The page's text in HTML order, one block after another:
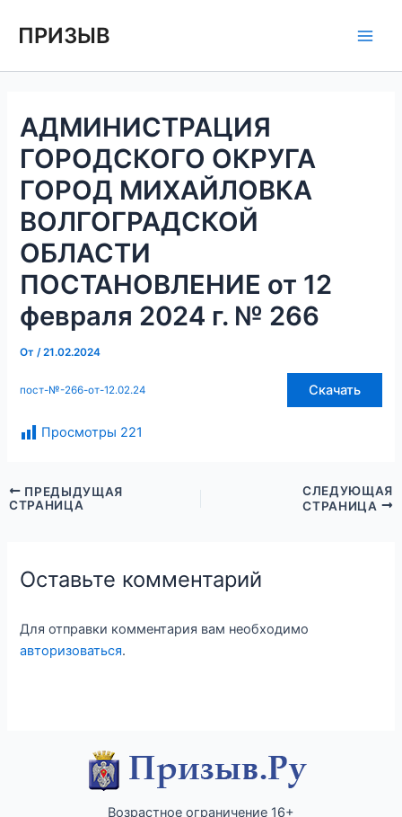
ПРИЗЫВ
АДМИНИСТРАЦИЯ
ГОРОДСКОГО ОКРУГА
ГОРОД МИХАЙЛОВКА
ВОЛГОГРАДСКОЙ
ОБЛАСТИ
ПОСТАНОВЛЕНИЕ от 12
февраля 2024 г. № 266
От /21.02.2024
пост-№-266-от-12.02.24 Скачать
Просмотры 221
по
ПРЕДЫДУЩАЯ
СТРАНИЦА
СЛЕДУЮЩАЯ
СТРАНИЦА
Оставьте комментарий
Для отправки комментария вам необходимо
авторизоваться.
Возрастное ограничение 16+